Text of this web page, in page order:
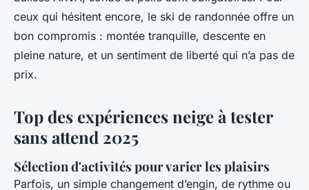
ceux qui hésitent encore, le ski de randonnée offre un
bon compromis : montée tranquille, descente en
pleine nature, et un sentiment de liberté qui n’a pas de
prix.
Top des expériences neige à tester
sans attend 2025
Sélection d'activités pour varier les plaisirs
Parfois, un simple changement d’engin, de rythme ou